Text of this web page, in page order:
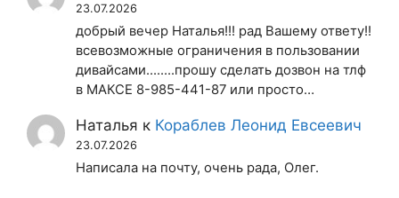
23.07.2026
добрый вечер Наталья!!! рад Вашему ответу!!
всевозможные ограничения в пользовании
дивайсами........прошу сделать дозвон на тлф
в МАКСЕ 8-985-441-87 или просто…
Наталья к Кораблев Леонид Евсеевич
23.07.2026
Написала на почту, очень рада, Олег.